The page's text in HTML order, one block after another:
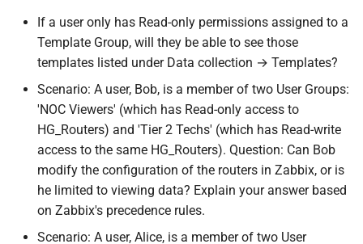
If a user only has Read-only permissions assigned to a
Template Group, will they be able to see those
templates listed under Data collection → Templates?
Scenario: A user, Bob, is a member of two User Groups:
'NOC Viewers' (which has Read-only access to
HG_Routers) and 'Tier 2 Techs' (which has Read-write
access to the same HG_Routers). Question: Can Bob
modify the configuration of the routers in Zabbix, or is
he limited to viewing data? Explain your answer based
on Zabbix's precedence rules.
Scenario: A user, Alice, is a member of two User